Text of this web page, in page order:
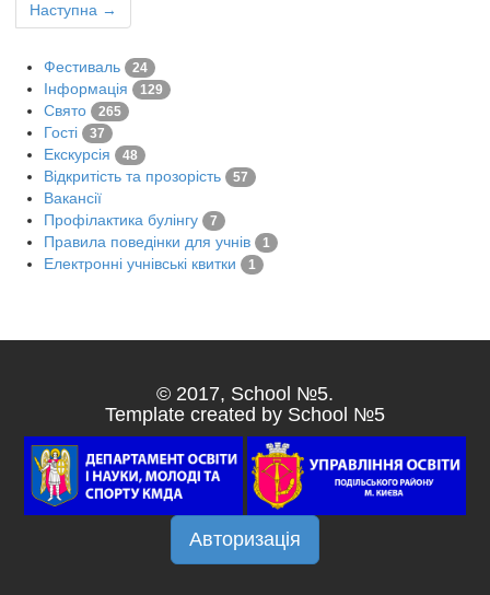
Наступна →
Фестиваль 24
Інформація 129
Свято 265
Гості 37
Екскурсія 48
Відкритість та прозорість 57
Вакансії
Профілактика булінгу
7
Правила поведінки для учнів 1
Електронні учнівські квитки 1
© 2017, School №5.
Template created by School №5
Авторизація